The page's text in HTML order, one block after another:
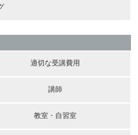
適切な受講費用
講師
教室・自習室